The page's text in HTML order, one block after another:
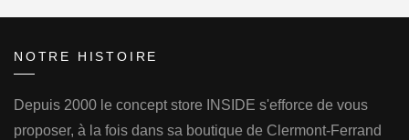
NOTRE HISTOIRE
Depuis 2000 le concept store INSIDE s'efforce de vous
proposer, à la fois dans sa boutique de Clermont-Ferrand